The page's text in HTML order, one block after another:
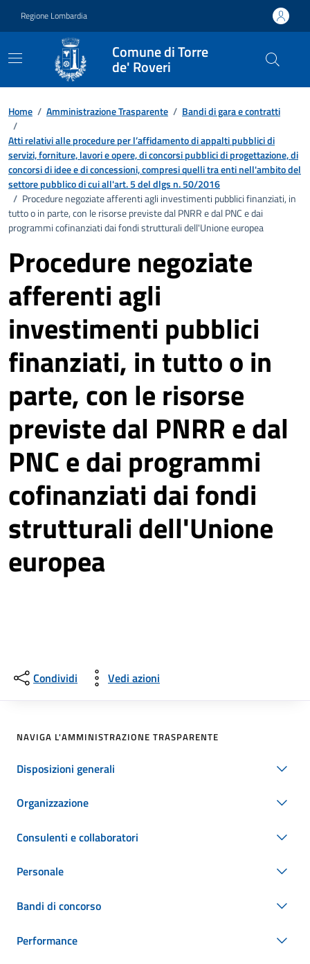
Regione Lombardia
Comune di Torre
de' Roveri
Home / Amministrazione Trasparente / Bandi di gara e contratti
/
Atti relativi alle procedure per l’affidamento di appalti pubblici di
servizi, forniture, lavori e opere, di concorsi pubblici di progettazione, di
concorsi di idee e di concessioni, compresi quelli tra enti nell'ambito del
settore pubblico di cui all'art. 5 del dlgs n. 50/2016
/ Procedure negoziate afferenti agli investimenti pubblici finanziati, in
tutto o in parte, con le risorse previste dal PNRR e dal PNC e dai
programmi cofinanziati dai fondi strutturali dell'Unione europea
Procedure negoziate
afferenti agli
investimenti pubblici
finanziati, in tutto o in
parte, con le risorse
previste dal PNRR e dal
PNC e dai programmi
cofinanziati dai fondi
strutturali dell'Unione
europea
Condividi Vedi azioni
NAVIGA L'AMMINISTRAZIONE TRASPARENTE
Disposizioni generali
Organizzazione
Consulenti e collaboratori
Personale
Bandi di concorso
Performance